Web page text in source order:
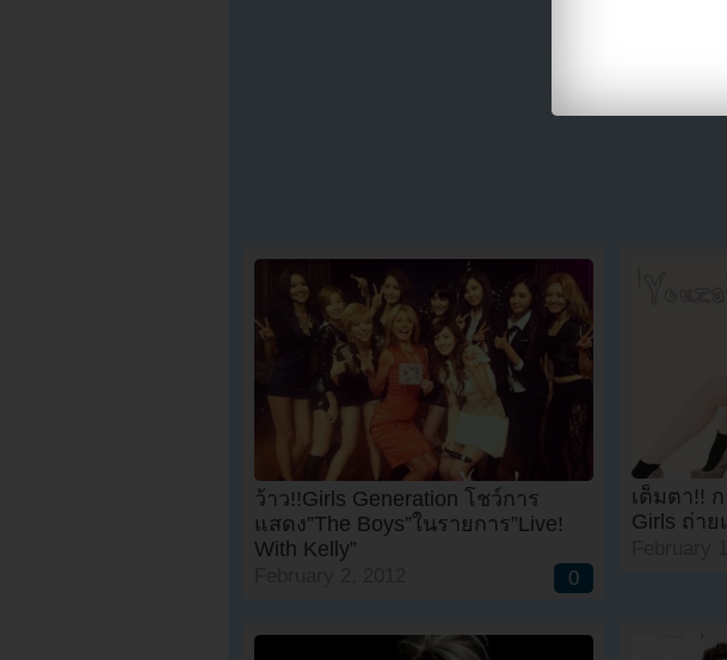
ว้าว!!Girls Generation โชว์การ
แสดง”The Boys”ในรายการ”Live!
With Kelly”
0
เต็มตา!!
Girls ถ่าย